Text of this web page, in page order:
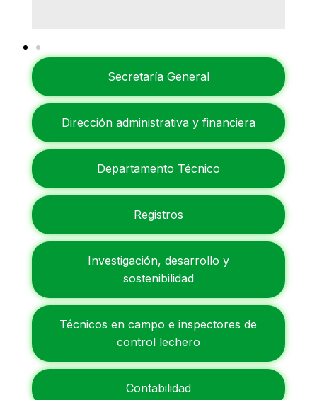
Secretaría General
Dirección administrativa y financiera
Departamento Técnico
Registros
Investigación, desarrollo y
sostenibilidad
Técnicos en campo e inspectores de
control lechero
Contabilidad